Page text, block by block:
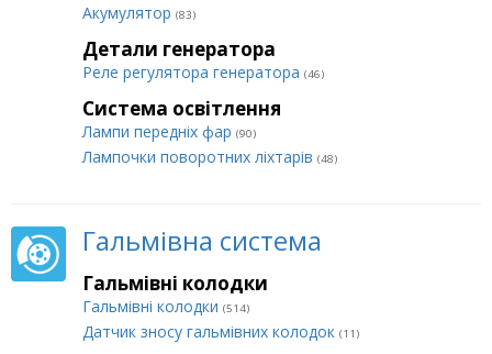
Акумулятор (83)
Детали генератора
Реле регулятора генератора (46)
Система освітлення
Лампи передніх фар (90)
Лампочки поворотних ліхтарів (48)
Гальмівна система
Гальмівні колодки
Гальмівні колодки (514)
Датчик зносу гальмівних колодок (11)